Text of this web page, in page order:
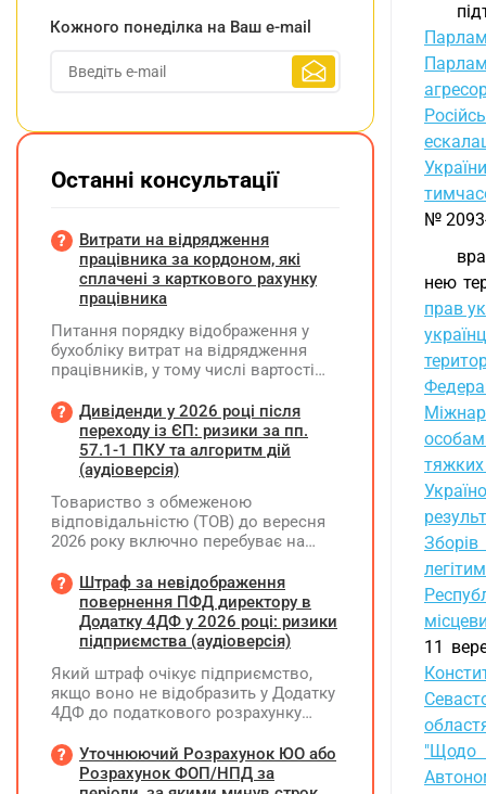
№
нею
прав
Зборів
11
"Щодо
Кожного понеділка на Ваш e-mail
Останні консультації
Витрати на відрядження
працівника за кордоном, які
сплачені з карткового рахунку
працівника
Питання порядку відображення у
бухобліку витрат на відрядження
працівників, у тому числі вартості
карткового рахунку працівника та
підтвердження таких операцій
первинними документами, належать
до компетенції Мінфіну
Дивіденди у 2026 році після
переходу із ЄП: ризики за пп.
57.1-1 ПКУ та алгоритм дій
(аудіоверсія)
Товариство з обмеженою
відповідальністю (ТОВ) до вересня
2026 року включно перебуває на
(єдиний податок, 3 група, ставка 5%,
неплатник ПДВ). З 1 жовтня 2026
року підприємство переходить на
загальну систему оподаткування
прибуток). За результатами
діяльності у періоді 2024–2025 років
(під час перебування на спрощеній
чистий прибуток, сума
нерозподіленого прибутку в балансі
Штраф за невідображення
повернення ПФД директору в
Додатку 4ДФ у 2026 році: ризики
підприємства (аудіоверсія)
Який штраф очікує підприємство,
якщо воно не відобразить у Додатку
4ДФ до податкового розрахунку
допомоги (ПФД) директору?
Уточнюючий Розрахунок ЮО або
Розрахунок ФОП/НПД за